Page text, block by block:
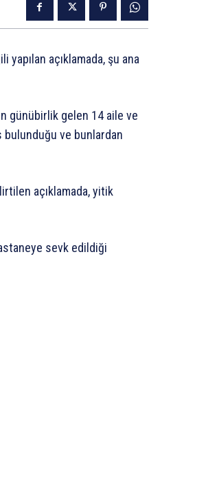
açıklamada, şu ana
günübirlik gelen 14 aile ve
bulunduğu ve bunlardan
açıklamada, yitik
sevk edildiği